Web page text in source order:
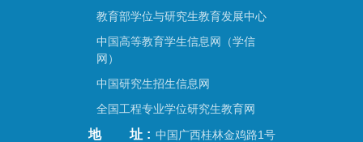
教育部学位与研究生教育发展中心
中国高等教育学生信息网（学信
网）
中国研究生招生信息网
全国工程专业学位研究生教育网
地址 中国广西桂林金鸡路1号